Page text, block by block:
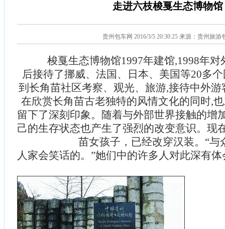
走进六枝梭戛生态博物馆
贵州包车网 2016/3/5 20:30:25 来源：贵州旅游
梭戛生态博物馆1997年建馆,1998年对
后接待了挪威、法国、日本、美国等20多
到长角苗社区考察、观光、旅游,接待中外
在欣赏长角苗古老独特的风情文化的同时,
留下了深刻印象。随着与外部世界接触的增
己的生存状态也产生了强烈的改变意识。现
苗女孩子，已经改穿汉装。“与
人家会笑话的。”她们中的许多人对此深有体